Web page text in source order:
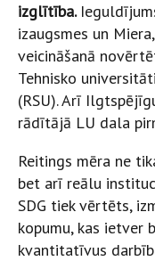
izglītība.
izaugsmes un
veicināšanā
Tehnisko
(RSU). Arī
rādītājā LU dala
Reitings mēra ne
bet arī reālu
SDG tiek vērtēts,
kopumu, kas ietver
kvantitatīvus